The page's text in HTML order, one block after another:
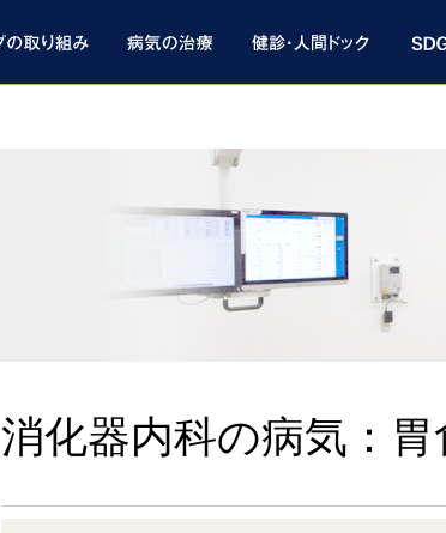
消化器内科の病気：胃